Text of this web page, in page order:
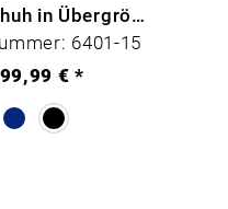
Schnürschuh in Übergrößen
6401-15
€ *